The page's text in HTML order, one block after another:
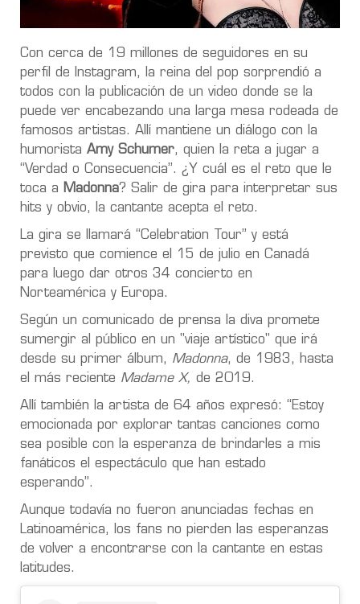
Con cerca de 19 millones de seguidores en su
perfil de Instagram, la reina del pop sorprendió a
todos con la publicación de un video donde se la
puede ver encabezando una larga mesa rodeada de
famosos artistas. Allí mantiene un diálogo con la
humorista Amy Schumer, quien la reta a jugar a
“Verdad o Consecuencia”. ¿Y cuál es el reto que le
toca a
Madonna? Salir de gira para interpretar sus
hits y obvio, la cantante acepta el reto.
La gira se llamará “Celebration Tour” y está
previsto que comience el 15 de julio en Canadá
para luego dar otros 34 concierto en
Norteamérica y Europa.
Según un comunicado de prensa la diva promete
sumergir al público en un "viaje artístico" que irá
desde su primer álbum, Madonna, de 1983, hasta
el más reciente Madame X, de 2019.
Allí también la artista de 64 años expresó: “Estoy
emocionada por explorar tantas canciones como
sea posible con la esperanza de brindarles a mis
fanáticos el espectáculo que han estado
esperando”.
Aunque todavía no fueron anunciadas fechas en
Latinoamérica, los fans no pierden las esperanzas
de volver a encontrarse con la cantante en estas
latitudes.